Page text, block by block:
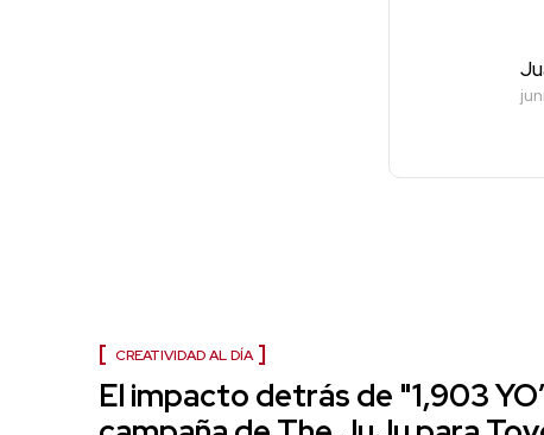
CREATIVIDAD AL DÍA
El impacto detrás de "1,903